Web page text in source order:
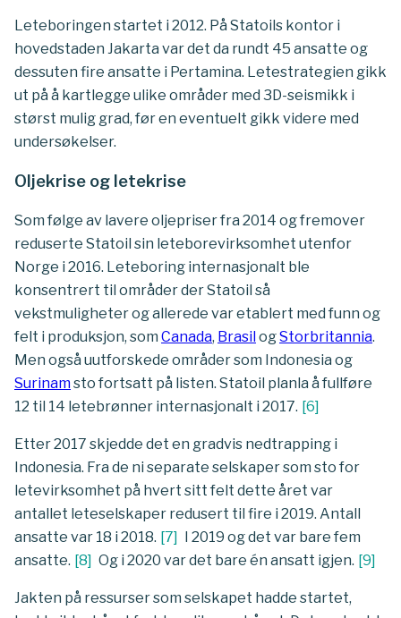
Leteboringen startet i 2012. På Statoils kontor i
hovedstaden Jakarta var det da rundt 45 ansatte og
dessuten fire ansatte i Pertamina. Letestrategien gikk
ut på å kartlegge ulike områder med 3D-seismikk i
størst mulig grad, før en eventuelt gikk videre med
undersøkelser.
Oljekrise og letekrise
Som følge av lavere oljepriser fra 2014 og fremover
reduserte Statoil sin leteborevirksomhet utenfor
Norge i 2016. Leteboring internasjonalt ble
konsentrert til områder der Statoil så
vekstmuligheter og allerede var etablert med funn og
felt i produksjon, som Canada, Brasil ogStorbritannia.
Men også uutforskede områder som Indonesia og
Surinamsto fortsatt på listen. Statoil planla å fullføre
12 til 14 letebrønner internasjonalt i 2017. [6]
Etter 2017 skjedde det en gradvis nedtrapping i
Indonesia. Fra de ni separate selskaper som sto for
letevirksomhet på hvert sitt felt dette året var
antallet leteselskaper redusert til fire i 2019. Antall
ansatte var 18 i 2018. [7]
I 2019 og det var bare fem
ansatte. [8] Og i 2020 var det bare én ansatt igjen. [9]
Jakten på ressurser som selskapet hadde startet,